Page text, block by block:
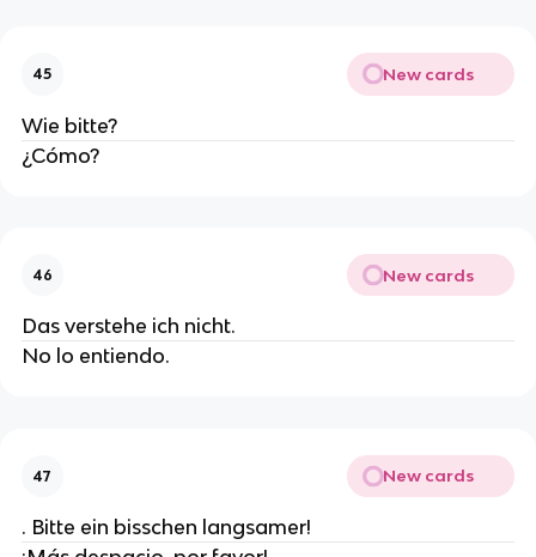
45 New cards
Wie bitte?
¿Cómo?
46 New cards
Das verstehe ich nicht.
No lo entiendo.
47 New cards
. Bitte ein bisschen langsamer!